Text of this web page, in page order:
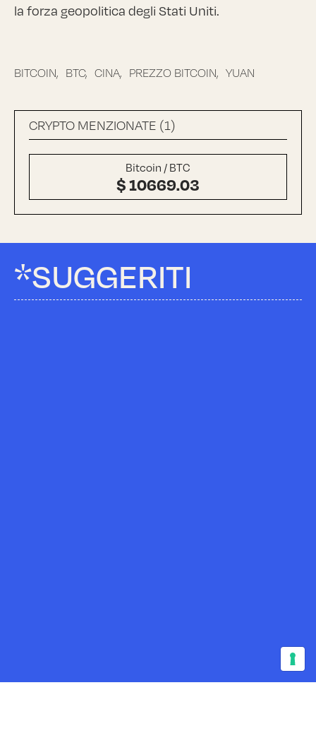
la forza geopolitica degli Stati Uniti.
BITCOIN, BTC, CINA, PREZZO BITCOIN, YUAN
CRYPTO MENZIONATE (1)
Bitcoin / BTC
$ 10669.03
*SUGGERITI